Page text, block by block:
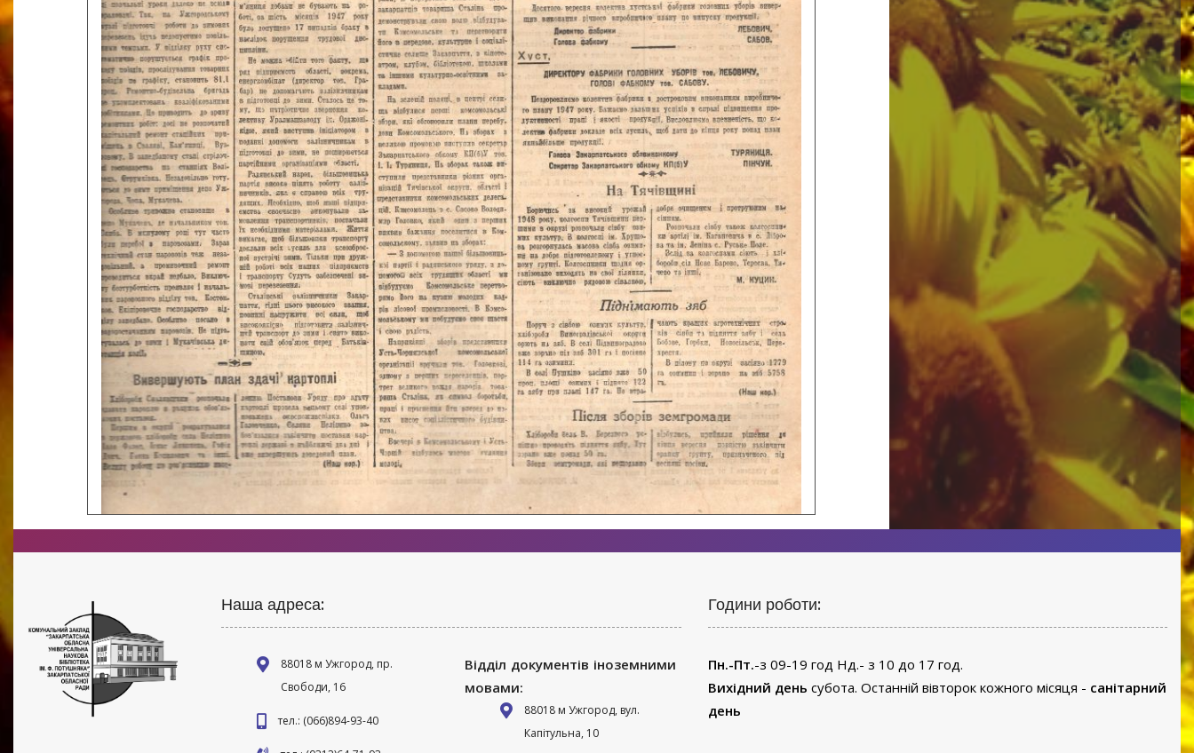
Наша адреса:
88018 м Ужгород, пр.
Свободи, 16
тел.: (066)894-93-40
Відділ документів іноземними
мовами:
88018 м Ужгород, вул.
Капітульна, 10
Години роботи:
Пн.-Пт.-з 09-19 год Нд.- з 10 до 17 год.
Вихідний день субота. Останній вівторок кожного місяця - санітарний
день